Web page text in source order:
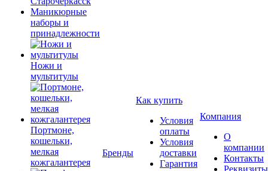
Маникюрные
наборы и
принадлежности
Ножи и
мультитулы
Портмоне,
кошельки,
мелкая
кожгалантерея
Бренды
Как купить
Условия
оплаты
Условия
доставки
Гарантия
Компания
О
компании
Контакты
Реквизиты